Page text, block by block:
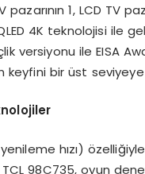
pazarının 1, LCD TV
4K teknolojisi ile
versiyonu ile EISA
keyfini bir üst
hızı)
98C735, oyun